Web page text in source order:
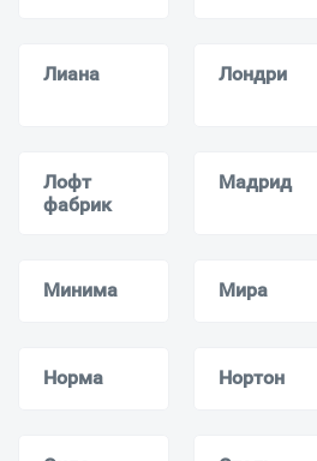
Лиана Лондри
Лофт
фабрик
Мадрид
Минима Мира
Норма Нортон